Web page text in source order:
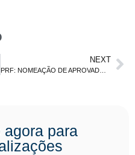
NEXT
PRF: NOMEAÇÃO DE APROVADOS AUMENTA EXPECTATIVA PARA NOVO CONCURSO
para